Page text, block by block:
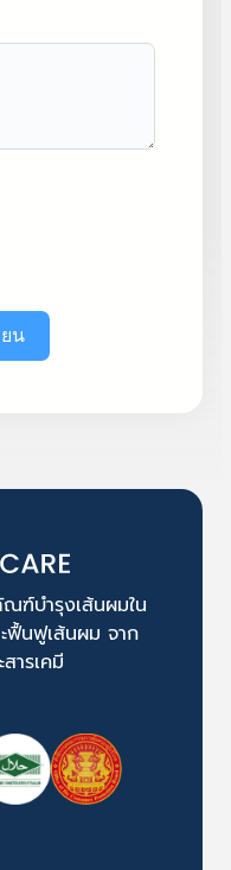
ยน
ฑ์บำรุงเส้นผมใน
ฟื้นฟูเส้นผม จาก
ารเคมี